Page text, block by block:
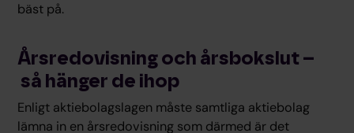
bäst på.
Årsredovisning och årsbokslut –
så hänger de ihop
Enligt aktiebolagslagen måste samtliga aktiebolag
lämna in en årsredovisning som därmed är det